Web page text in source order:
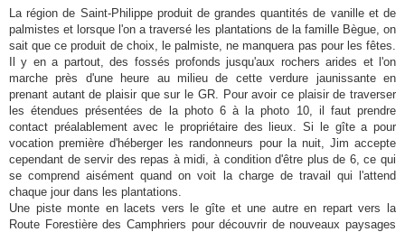
La région de Saint-Philippe produit de grandes quantités de vanille et de
palmistes et lorsque l'on a traversé les plantations de la famille Bègue, on
sait que ce produit de choix, le palmiste, ne manquera pas pour les fêtes.
Il y en a partout, des fossés profonds jusqu'aux rochers arides et l'on
marche près d'une heure au milieu de cette verdure jaunissante en
prenant autant de plaisir que sur le GR. Pour avoir ce plaisir de traverser
les étendues présentées de la photo 6 à la photo 10, il faut prendre
contact préalablement avec le propriétaire des lieux. Si le gîte a pour
vocation première d'héberger les randonneurs pour la nuit, Jim accepte
cependant de servir des repas à midi, à condition d'être plus de 6, ce qui
se comprend aisément quand on voit la charge de travail qui l'attend
chaque jour dans les plantations.
Une piste monte en lacets vers le gîte et une autre en repart vers la
Route Forestière des Camphriers pour découvrir de nouveaux paysages